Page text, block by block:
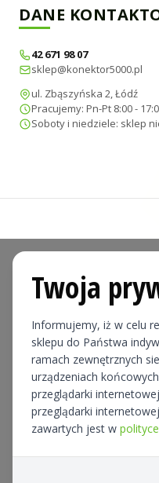
DANE
42 671 98 07
sklep@konektor5000.pl
ul. Zbąszyńska 2, Łódź
Pracujemy: Pn-Pt 8:00 -
Soboty i niedziele: sklep
Twoja
Informujemy, iż w celu
sklepu do Państwa
ramach zewnętrznych
urządzeniach
przeglądarki
przeglądarki
zawartych jest w